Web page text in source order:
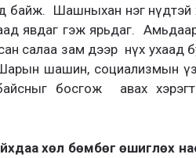
байж. Шашныхан нэг нүдтэй
явдаг гэж ярьдаг.
салаа зам дээр нүх
шашин, социализмын
босгож авах
хөл бөмбөг өшиглөх